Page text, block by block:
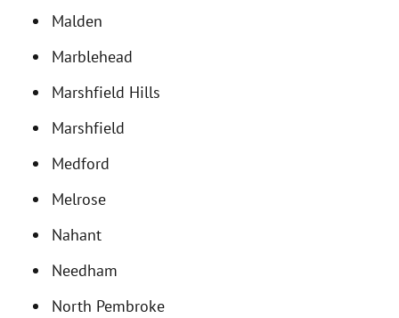
Malden
Marblehead
Marshfield Hills
Marshfield
Medford
Melrose
Nahant
Needham
North Pembroke